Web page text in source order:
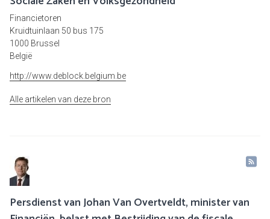
Financietoren
Kruidtuinlaan 50 bus 175
1000 Brussel
België
http://www.deblock.belgium.be
Alle artikelen van deze bron
Persdienst van Johan Van Overtveldt, minister van